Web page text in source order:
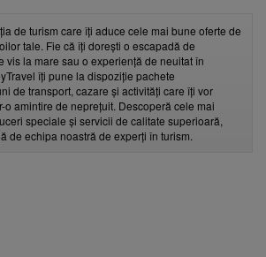
de turism care îți aduce cele mai bune oferte de
tale. Fie că îți dorești o escapadă de
vis la mare sau o experiență de neuitat în
îți pune la dispoziție pachete
de transport, cazare și activități care îți vor
o amintire de neprețuit. Descoperă cele mai
speciale și servicii de calitate superioară,
de echipa noastră de experți în turism.